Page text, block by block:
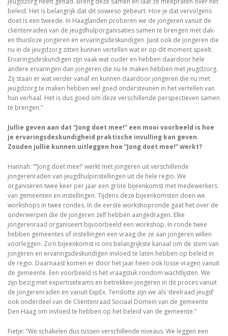
beleid. Het is belangrijk dat dit sowieso gebeurt. Hoe je dat vervolgens
doet is een tweede. In Haaglanden proberen we de jongeren vanuit de
cliëntenraden van de jeugdhulporganisaties samen te brengen met dak-
en thuisloze jongeren en ervaringsdeskundigen. Juist ook de jongeren die
nu in de jeugdzorg zitten kunnen vertellen wat er op dit moment speelt.
Ervaringsdeskundigen zijn vaak wat ouder en hebben daardoor hele
andere ervaringen dan jongeren die nu te maken hebben met jeugdzorg.
Zij staan er wat verder vanaf en kunnen daardoor jongeren die nu met
jeugdzorg te maken hebben wel goed ondersteunen in het vertellen van
hun verhaal. Het is dus goed om deze verschillende perspectieven samen
te brengen.”
Jullie geven aan dat “Jong doet mee!” een mooi voorbeeld is hoe
je ervaringsdeskundigheid praktische invulling kan geven.
Zouden jullie kunnen uitleggen hoe “Jong doet mee!” werkt?
Hannah: “”Jong doet mee!” werkt met jongeren uit verschillende
jongerenraden van jeugdhulpinstellingen uit de hele regio. We
organiseren twee keer per jaar een grote bijeenkomst met medewerkers
van gemeenten en instellingen. Tijdens deze bijeenkomsten doen we
workshops in twee rondes. In de eerste workshopronde gaat het over de
onderwerpen die de jongeren zelf hebben aangedragen. Elke
jongerenraad organiseert bijvoorbeeld een workshop. In ronde twee
hebben gemeentes of instellingen een vraag die ze aan jongeren willen
voorleggen. Zo’n bijeenkomst is ons belangrijkste kanaal om de stem van
jongeren en ervaringsdeskundigen invloed te laten hebben op beleid in
de regio. Daarnaast komen er door het jaar heen ook losse vragen vanuit
de gemeente. Een voorbeeld is het vraagstuk rondom wachtlijsten. We
zijn bezig met expertiseteams en betrekken jongeren in dit proces vanuit
de jongerenraden en vanuit ExpEx. Tenslotte zijn we als ‘deelraad jeugd’
ook onderdeel van de Cliëntenraad Sociaal Domein van de gemeente
Den Haag om invloed te hebben op het beleid van de gemeente.”
Fietje: “We schakelen dus tussen verschillende niveaus. We leggen een